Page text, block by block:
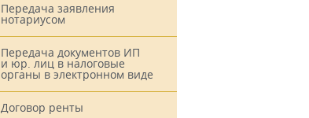
Передача заявления
нотариусом
Передача документов ИП
и юр. лиц в налоговые
органы в электронном виде
Договор ренты